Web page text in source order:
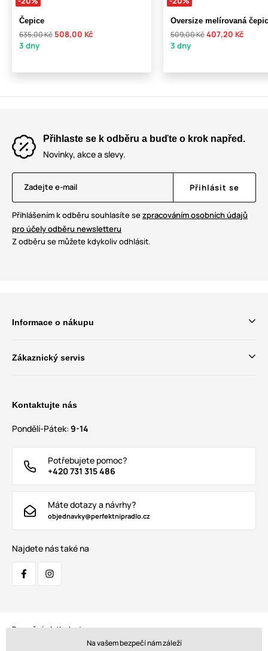
Čepice
635,00 Kč 508,00 Kč
3 dny
Oversize melírovaná
509,00 Kč407,20 Kč
3 dny
Přihlaste se k odběru a buďte o krok napřed.
Novinky, akce a slevy.
Zadejte e-mail Přihlásit se
Přihlášením k odběru souhlasíte sezpracováním osobních údajů
pro účely odběru newsletteru
Z odběru se můžete kdykoliv odhlásit.
Informace o nákupu
Zákaznický servis
Kontaktujte nás
Pondělí-Pátek: 9-14
Potřebujete pomoc?
+420 731 315 486
Máte dotazy a návrhy?
objednavky@perfektnipradlo.cz
Najdete nás také na
Bezpečná platba kartou:
Na vašem bezpečí nám záleží